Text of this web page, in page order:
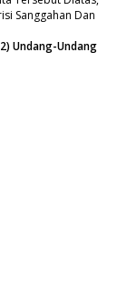
Sanggahan Dan
Undang-Undang